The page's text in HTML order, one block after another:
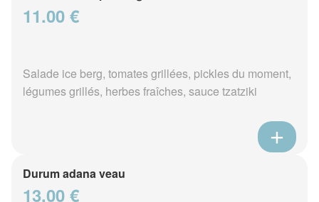
11.00 €
Salade ice berg, tomates grillées, pickles du moment,
légumes grillés, herbes fraîches, sauce tzatziki
Durum adana veau
13.00 €